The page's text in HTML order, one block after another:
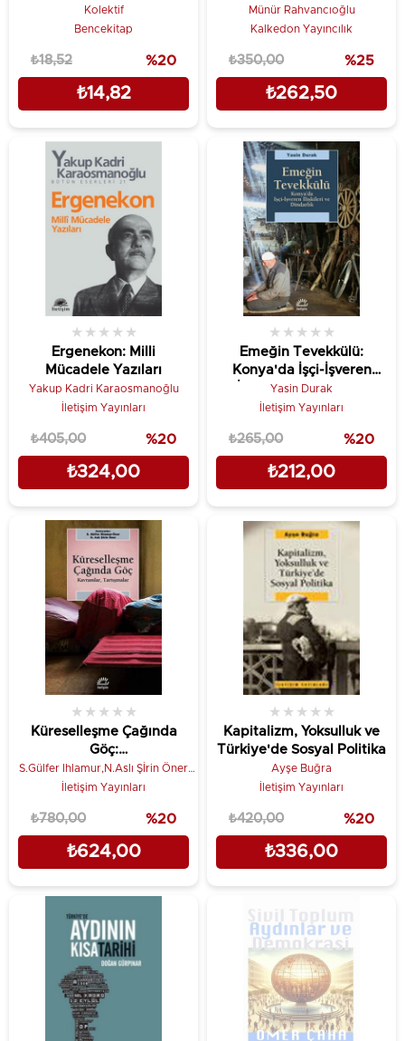
Kolektif
Bencekitap
₺14,82
₺18,52 %20
Münür Rahvancıoğlu
Kalkedon Yayıncılık
₺262,50
₺350,00 %25
Ergenekon: Milli
Mücadele Yazıları
★ ★ ★ ★ ★
Yakup Kadri Karaosmanoğlu
İletişim Yayınları
₺324,00
₺405,00 %20
Emeğin Tevekkülü:
Konya'da İşçi-İşveren
İlişkileri ve Dindarlık
★ ★ ★ ★ ★
Yasin Durak
İletişim Yayınları
₺212,00
₺265,00 %20
Küreselleşme Çağında
Göç:
Kavramlar,Tartışmalarsos
★ ★ ★ ★ ★
S.Gülfer Ihlamur,N.Aslı Şİrin Öner
(Der.)
İletişim Yayınları
₺624,00
₺780,00 %20
Kapitalizm, Yoksulluk ve
Türkiye'de Sosyal Politika
★ ★ ★ ★ ★
Ayşe Buğra
İletişim Yayınları
₺336,00
₺420,00 %20